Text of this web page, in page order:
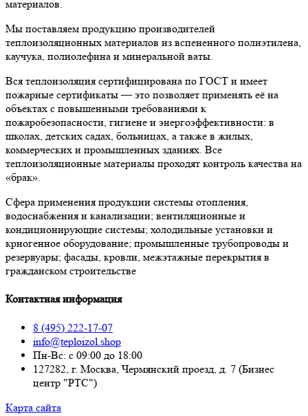
материалов.
Мы поставляем продукцию производителей
теплоизоляционных материалов из вспененного полиэтилена,
каучука, полиолефина и минеральной ваты.
Вся теплоизоляция сертифицирована по ГОСТ и имеет
пожарные сертификаты — это позволяет применять её на
объектах с повышенными требованиями к
пожаробезопасности, гигиене и энергоэффективности: в
школах, детских садах, больницах, а также в жилых,
коммерческих и промышленных зданиях. Все
теплоизоляционные материалы проходят контроль качества на
«брак».
Сфера применения продукции системы отопления,
водоснабжения и канализации; вентиляционные и
кондиционирующие системы; холодильные установки и
криогенное оборудование; промышленные трубопроводы и
резервуары; фасады, кровли, межэтажные перекрытия в
гражданском строительстве
Контактная информация
8 (495) 222-17-07
info@teploizol.shop
Пн-Вс: с 09:00 до 18:00
127282, г. Москва, Чермянский проезд, д. 7 (Бизнес
центр "РТС")
Карта сайта